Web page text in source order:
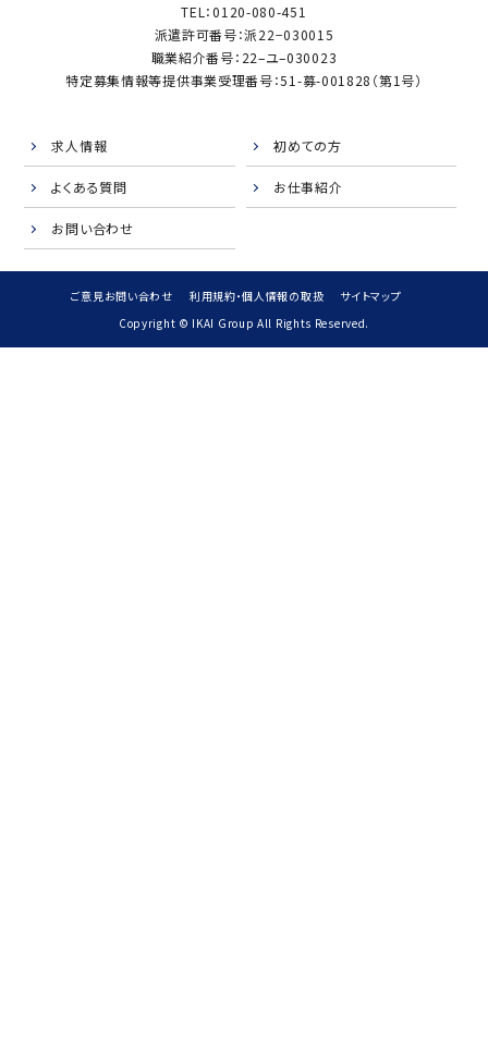
TEL：0120-080-451
派遣許可番号：派22−030015
職業紹介番号：22–ユ–030023
特定募集情報等提供事業受理番号：51-募-001828（第1号）
求人情報 初めての方
よくある質問 お仕事紹介
お問い合わせ
ご意見お問い合わせ 利用規約・個人情報の取扱
サイトマップ
Copyright © IKAI Group All Rights Reserved.